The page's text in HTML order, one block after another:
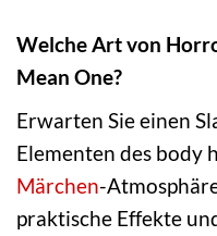
Welche Art von
Mean One?
Erwarten Sie einen
Elementen des body
Märchen-
praktische Effekte